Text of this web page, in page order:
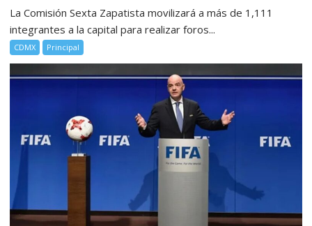
La Comisión Sexta Zapatista movilizará a más de 1,111
integrantes a la capital para realizar foros...
CDMX Principal